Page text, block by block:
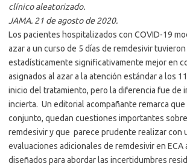
clínico aleatorizado.
JAMA. 21 de agosto de 2020.
Los pacientes hospitalizados con COVID-19
azar a un curso de 5 días de remdesivir
estadísticamente significativamente mejor en
asignados al azar a la atención estándar a los
inicio del tratamiento, pero la diferencia fue de
incierta. Un editorial acompañante remarca
conjunto, quedan cuestiones importantes
remdesivir y que parece prudente realizar con
evaluaciones adicionales de remdesivir en ECA
diseñados para abordar las incertidumbres